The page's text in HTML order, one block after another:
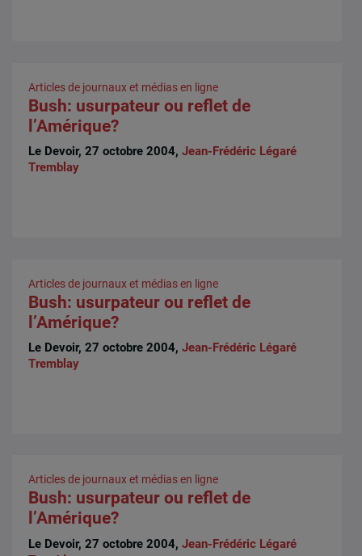
Articles de journaux et médias en ligne
Bush: usurpateur ou reflet de
l’Amérique?
Le Devoir, 27 octobre 2004,Jean-Frédéric Légaré
Tremblay
Articles de journaux et médias en ligne
Bush: usurpateur ou reflet de
l’Amérique?
Le Devoir, 27 octobre 2004,Jean-Frédéric Légaré
Tremblay
Articles de journaux et médias en ligne
Bush: usurpateur ou reflet de
l’Amérique?
Le Devoir, 27 octobre 2004,Jean-Frédéric Légaré